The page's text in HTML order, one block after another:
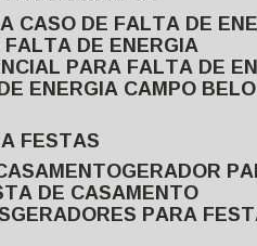
CASO DE FALTA DE
FALTA DE ENERGIA
PARA FALTA DE
ENERGIA CAMPO BELO
FESTAS
GERADOR
DE CASAMENTO
GERADORES PARA